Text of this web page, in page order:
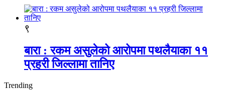
९
बारा : रकम असुलेको आरोपमा पथलैयाका ११
प्रहरी जिल्लामा तानिए
Trending